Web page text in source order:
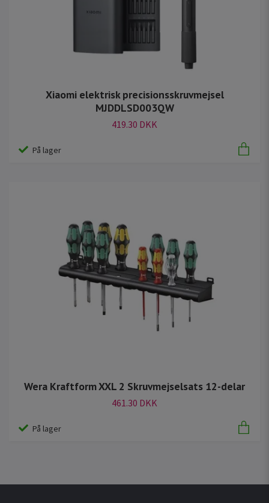
Xiaomi elektrisk precisionsskruvmejsel
MJDDLSD003QW
419.30 DKK
På lager
Wera Kraftform XXL 2 Skruvmejselsats 12-delar
461.30 DKK
På lager